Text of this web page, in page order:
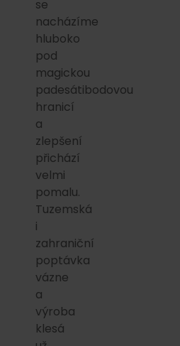
se
nacházíme
hluboko
pod
magickou
padesátibodovou
hranicí
a
zlepšení
přichází
velmi
pomalu.
Tuzemská
i
zahraniční
poptávka
vázne
a
výroba
klesá